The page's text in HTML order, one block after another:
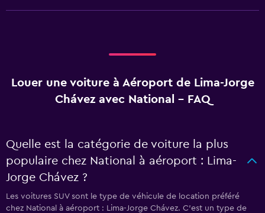
Louer une voiture à Aéroport de Lima-Jorge
Chávez avec National - FAQ
Quelle est la catégorie de voiture la plus
populaire chez National à aéroport : Lima-
Jorge Chávez ?
Les voitures SUV sont le type de véhicule de location préféré
chez National à aéroport : Lima-Jorge Chávez. C'est un type de